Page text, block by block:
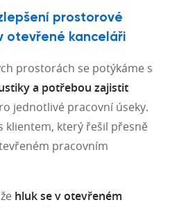
prostorové
otevřené kanceláři
prostorách se potýkáme s
a potřebou zajistit
jednotlivé pracovní úseky.
klientem, který řešil přesně
pracovním
hluk se v otevřeném